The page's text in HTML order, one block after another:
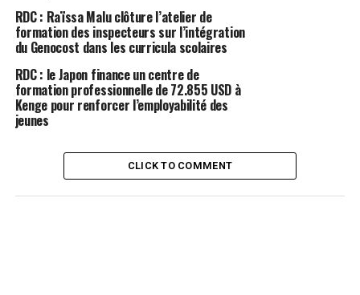
RDC : Raïssa Malu clôture l’atelier de
formation des inspecteurs sur l’intégration
du Genocost dans les curricula scolaires
RDC : le Japon finance un centre de
formation professionnelle de 72.855 USD à
Kenge pour renforcer l’employabilité des
jeunes
CLICK TO COMMENT